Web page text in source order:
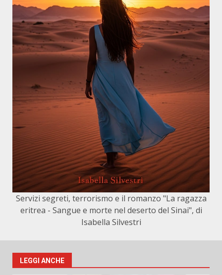
Servizi segreti, terrorismo e il romanzo "La ragazza
eritrea - Sangue e morte nel deserto del Sinai", di
Isabella Silvestri
LEGGI ANCHE